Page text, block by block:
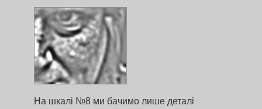
На шкалі №8 ми бачимо лише деталі